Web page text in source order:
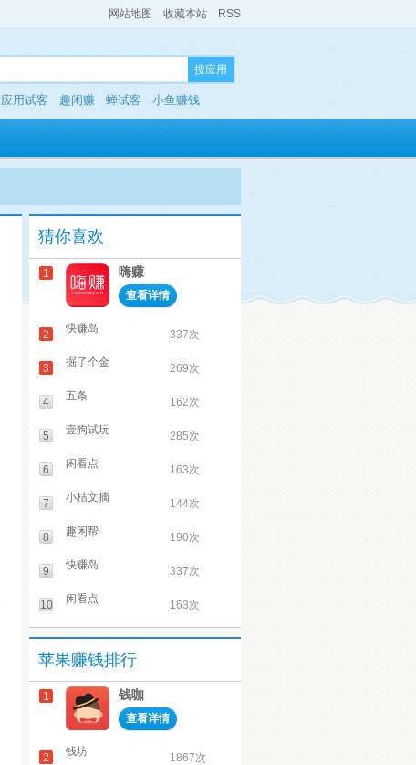
网站地图 收藏本站 RSS
搜应用
应用试客 趣闲赚 蝉试客 小鱼赚钱
猜你喜欢
1 嗨赚
查看详情
2 快赚岛 337次
3 掘了个金 269次
4 五条 162次
5 壹狗试玩 285次
6 闲看点 163次
7 小桔文摘 144次
8 趣闲帮 190次
9 快赚岛 337次
10 闲看点 163次
苹果赚钱排行
1 钱咖
查看详情
2 钱坊 1867次